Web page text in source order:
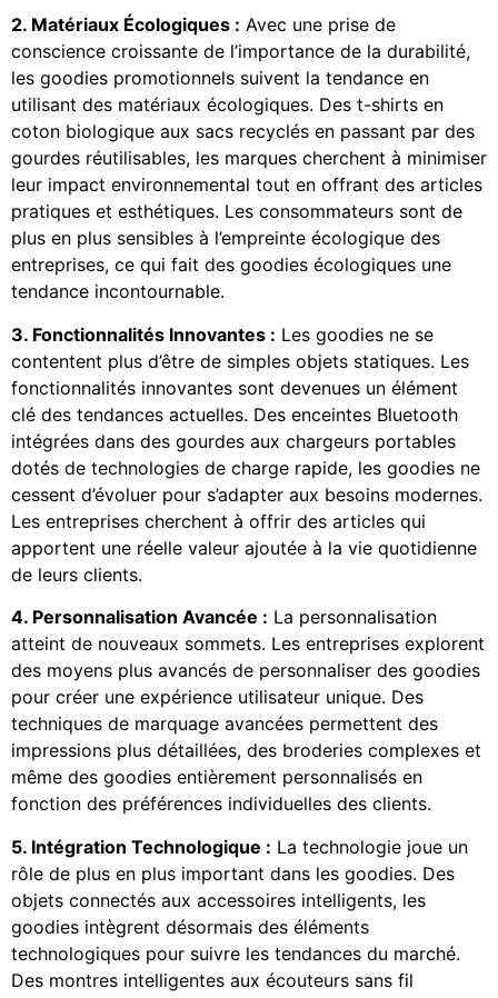
2. Matériaux Écologiques : Avec une prise de
conscience croissante de l’importance de la durabilité,
les goodies promotionnels suivent la tendance en
utilisant des matériaux écologiques. Des t-shirts en
coton biologique aux sacs recyclés en passant par des
gourdes réutilisables, les marques cherchent à minimiser
leur impact environnemental tout en offrant des articles
pratiques et esthétiques. Les consommateurs sont de
plus en plus sensibles à l’empreinte écologique des
entreprises, ce qui fait des goodies écologiques une
tendance incontournable.
3. Fonctionnalités Innovantes : Les goodies ne se
contentent plus d’être de simples objets statiques. Les
fonctionnalités innovantes sont devenues un élément
clé des tendances actuelles. Des enceintes Bluetooth
intégrées dans des gourdes aux chargeurs portables
dotés de technologies de charge rapide, les goodies ne
cessent d’évoluer pour s’adapter aux besoins modernes.
Les entreprises cherchent à offrir des articles qui
apportent une réelle valeur ajoutée à la vie quotidienne
de leurs clients.
4. Personnalisation Avancée : La personnalisation
atteint de nouveaux sommets. Les entreprises explorent
des moyens plus avancés de personnaliser des goodies
pour créer une expérience utilisateur unique. Des
techniques de marquage avancées permettent des
impressions plus détaillées, des broderies complexes et
même des goodies entièrement personnalisés en
fonction des préférences individuelles des clients.
5. Intégration Technologique : La technologie joue un
rôle de plus en plus important dans les goodies. Des
objets connectés aux accessoires intelligents, les
goodies intègrent désormais des éléments
technologiques pour suivre les tendances du marché.
Des montres intelligentes aux écouteurs sans fil